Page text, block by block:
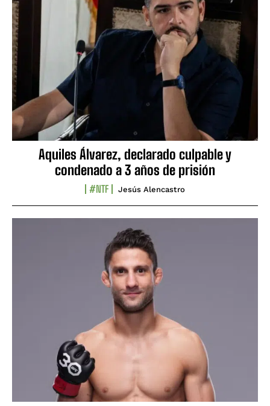
Aquiles Álvarez, declarado culpable y
condenado a 3 años de prisión
#NTF Jesús Alencastro